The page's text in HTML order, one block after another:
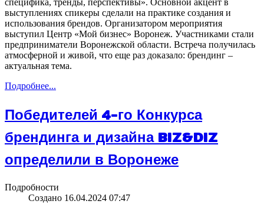
специфика, тренды, перспективы». Основной акцент в
выступлениях спикеры сделали на практике создания и
использования брендов. Организатором мероприятия
выступил Центр «Мой бизнес» Воронеж. Участниками стали
предприниматели Воронежской области. Встреча получилась
атмосферной и живой, что еще раз доказало: брендинг –
актуальная тема.
Подробнее...
Победителей 4-го Конкурса
брендинга и дизайна BIZ&DIZ
определили в Воронеже
Подробности
Создано 16.04.2024 07:47